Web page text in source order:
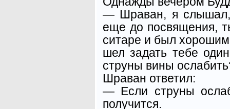
— Шраван, я слышал,
еще до посвящения,
ситаре и был
шел задать тебе
стру­ны вины
Шраван ответил:
— Если струны
получится.